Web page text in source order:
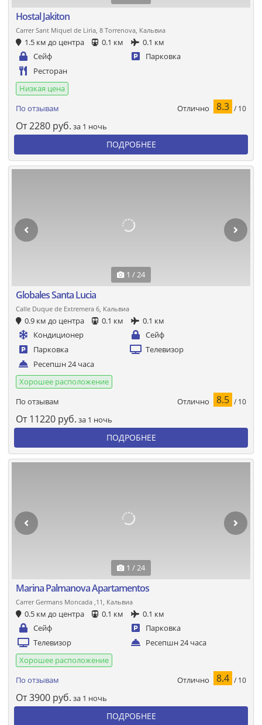
Hostal Jakiton
Carrer Sant Miquel de Liria, 8 Torrenova, Кальвиа
1.5 км до центра 0.1 км
0.1 км
Сейф
Парковка
Ресторан
Низкая цена
По отзывам
Отлично 8.3 / 10
От2280 руб. за 1 ночь
ПОДРОБНЕЕ
1 / 24
Globales Santa Lucia
Calle Duque de Extremera 6, Кальвиа
0.9 км до центра 0.1 км
0.1 км
Кондиционер
Сейф
Парковка
Телевизор
Ресепшн 24 часа
Хорошее расположение
По отзывам
Отлично 8.5 / 10
От 11220 руб. за 1 ночь
ПОДРОБНЕЕ
1 / 24
Marina Palmanova Apartamentos
Carrer Germans Moncada ,11, Кальвиа
0.5 км до центра 0.1 км
0.1 км
Сейф
Парковка
Телевизор
Ресепшн 24 часа
Хорошее расположение
По отзывам
Отлично 8.4 / 10
От3900 руб. за 1 ночь
ПОДРОБНЕЕ